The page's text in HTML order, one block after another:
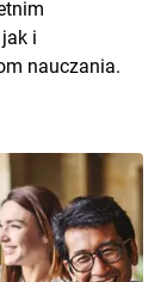
i
nauczania.